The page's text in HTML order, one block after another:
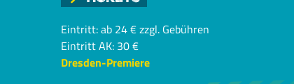
Eintritt: ab 24 € zzgl. Gebühren
Eintritt AK: 30 €
Dresden-Premiere